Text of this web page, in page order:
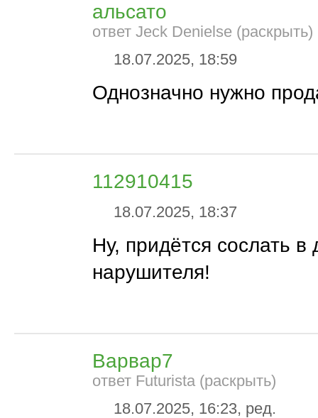
альсато
ответ Jeck Denielse (раскрыть)
18.07.2025, 18:59
Однозначно нужно
112910415
18.07.2025, 18:37
Ну, придётся сослать в
нарушителя!
Варвар7
ответ Futurista (раскрыть)
18.07.2025, 16:23, ред.